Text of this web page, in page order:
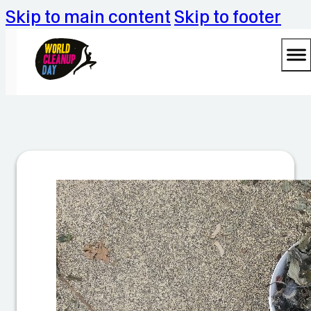
Skip to main content Skip to footer
ng
mt